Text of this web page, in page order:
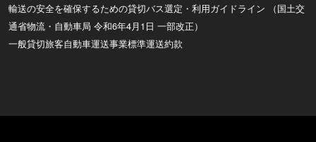
輸送の安全を確保するための貸切バス選定・利用ガイドライン （国土交
通省物流・自動車局 令和6年4月1日 一部改正）
一般貸切旅客自動車運送事業標準運送約款